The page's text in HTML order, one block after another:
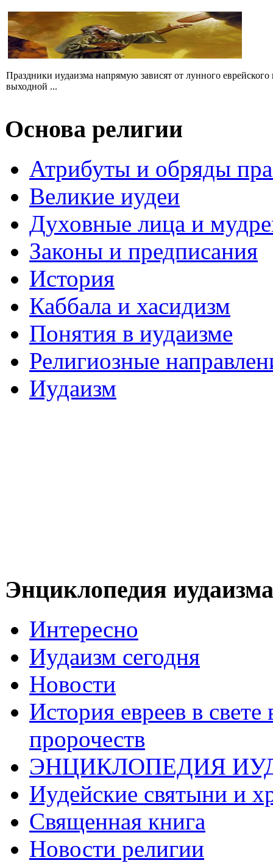
Праздники иудаизма напрямую зависят от лунного
выходной ...
Основа религии
Атрибуты и обряды
Великие иудеи
Духовные лица и
Законы и предписания
История
Каббала и хасидизм
Понятия в иудаизме
Религиозные
Иудаизм
Энциклопедия иудаизма
Интересно
Иудаизм сегодня
Новости
История евреев в
пророчеств
ЭНЦИКЛОПЕДИЯ
Иудейские святыни и
Священная книга
Новости религии